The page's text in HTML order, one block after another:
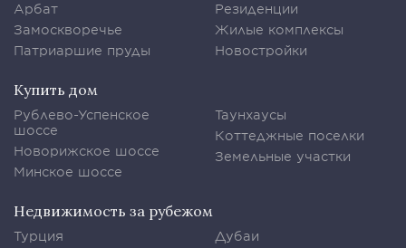
Арбат
Замоскворечье
Патриаршие пруды
Резиденции
Жилые комплексы
Новостройки
Купить дом
Рублево-Успенское
шоссе
Новорижское шоссе
Минское шоссе
Таунхаусы
Коттеджные поселки
Земельные участки
Недвижимость за рубежом
Турция
Дубаи